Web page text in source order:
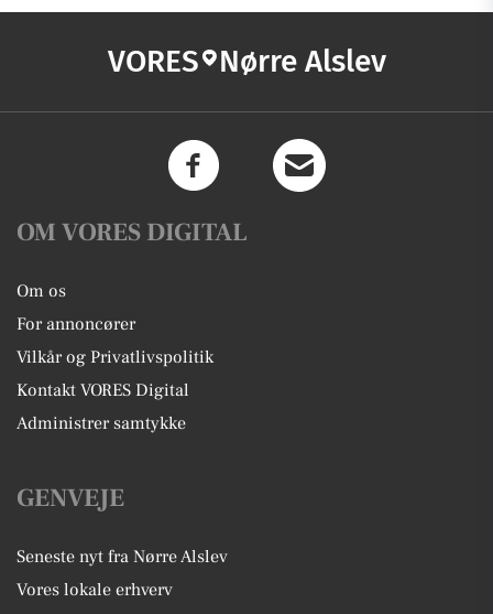
VORES Nørre Alslev
OM VORES DIGITAL
Om os
For annoncører
Vilkår og Privatlivspolitik
Kontakt VORES Digital
Administrer samtykke
GENVEJE
Seneste nyt fra Nørre Alslev
Vores lokale erhverv